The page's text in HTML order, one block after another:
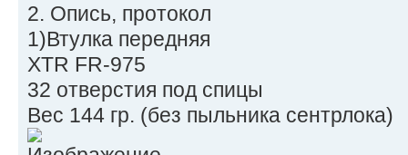
2. Опись, протокол
1)Втулка передняя
XTR FR-975
32 отверстия под спицы
Вес 144 гр. (без пыльника сентрлока)